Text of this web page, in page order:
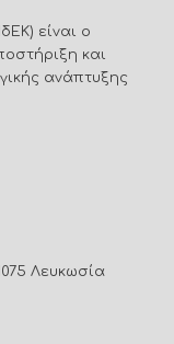
είναι ο
και
ανάπτυξης
Λευκωσία